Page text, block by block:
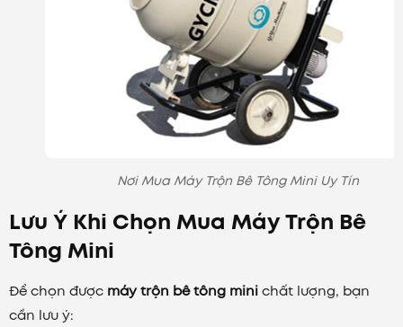
Nơi Mua Máy Trộn Bê Tông Mini Uy Tín
Lưu Ý Khi Chọn Mua Máy Trộn Bê
Tông Mini
Để chọn được máy trộn bê tông minichất lượng, bạn
cần lưu ý: